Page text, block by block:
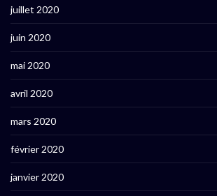
juillet 2020
juin 2020
mai 2020
avril 2020
mars 2020
février 2020
janvier 2020